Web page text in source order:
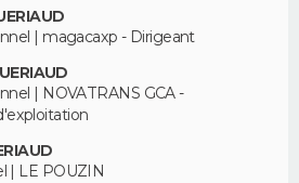
| magacaxp - Dirigeant
| NOVATRANS GCA -
| LE POUZIN